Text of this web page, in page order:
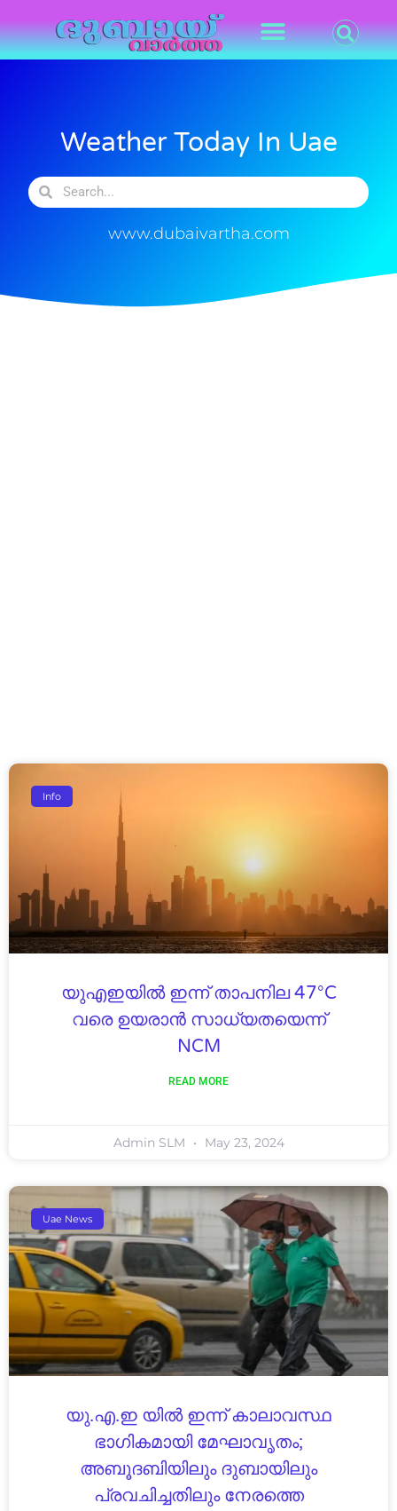
Weather Today In Uae
www.dubaivartha.com
Info
യുഎഇയിൽ ഇന്ന് താപനില 47°C
വരെ ഉയരാൻ സാധ്യതയെന്ന്
NCM
READ MORE
Admin SLM May 23, 2024
Uae News
യു.എ.ഇ യിൽ ഇന്ന് കാലാവസ്ഥ
ഭാഗികമായി മേഘാവൃതം;
അബൂദബിയിലും ദുബായിലും
പ്രവചിച്ചതിലും നേരത്തെ